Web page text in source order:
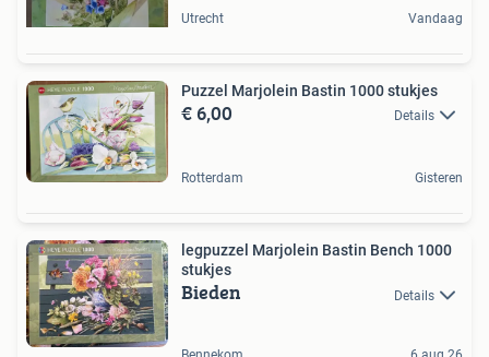
Utrecht Vandaag
Puzzel Marjolein Bastin 1000 stukjes
€ 6,00 Details
Rotterdam Gisteren
legpuzzel Marjolein Bastin Bench 1000
stukjes
Bieden Details